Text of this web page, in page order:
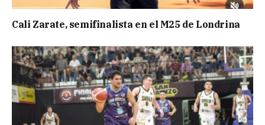
Cali Zarate, semifinalista en el M25 de Londrina